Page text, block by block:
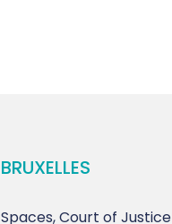
BRUXELLES
Spaces, Court of Justice